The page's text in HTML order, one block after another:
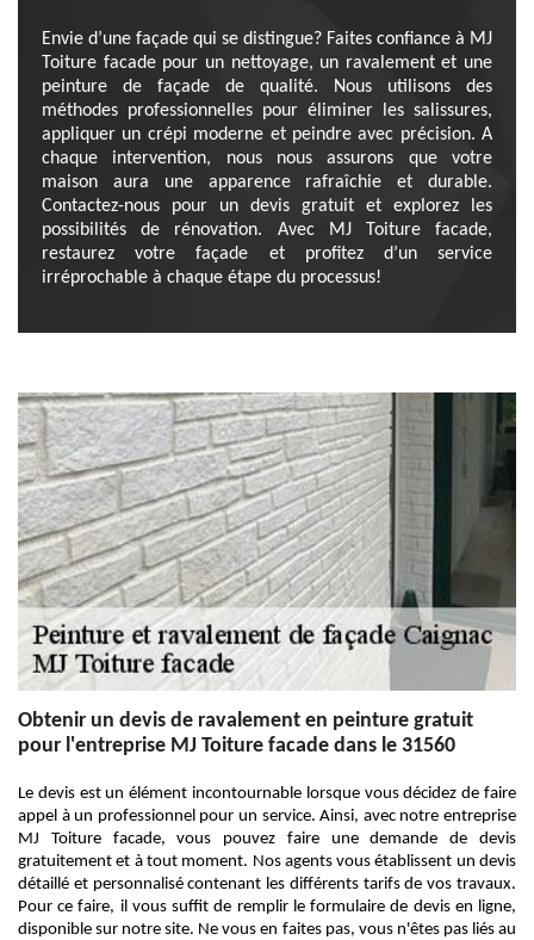
Envie d’une façade qui se distingue? Faites confiance à MJ
Toiture facade pour un nettoyage, un ravalement et une
peinture de façade de qualité. Nous utilisons des
méthodes professionnelles pour éliminer les salissures,
appliquer un crépi moderne et peindre avec précision. A
chaque intervention, nous nous assurons que votre
maison aura une apparence rafraîchie et durable.
Contactez-nous pour un devis gratuit et explorez les
possibilités de rénovation. Avec MJ Toiture facade,
restaurez votre façade et profitez d’un service
irréprochable à chaque étape du processus!
Obtenir un devis de ravalement en peinture gratuit
pour l'entreprise MJ Toiture facade dans le 31560
Le devis est un élément incontournable lorsque vous décidez de faire
appel à un professionnel pour un service. Ainsi, avec notre entreprise
MJ Toiture facade, vous pouvez faire une demande de devis
gratuitement et à tout moment. Nos agents vous établissent un devis
détaillé et personnalisé contenant les différents tarifs de vos travaux.
Pour ce faire, il vous suffit de remplir le formulaire de devis en ligne,
disponible sur notre site. Ne vous en faites pas, vous n'êtes pas liés au